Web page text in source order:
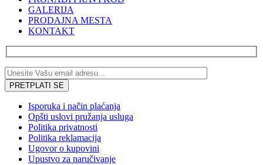
GALERIJA
PRODAJNA MESTA
KONTAKT
Isporuka i način plaćanja
Opšti uslovi pružanja usluga
Politika privatnosti
Politika reklamacija
Ugovor o kupovini
Upustvo za naručivanje